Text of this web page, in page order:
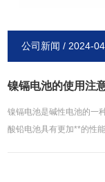
公司新闻 / 2024-
镍镉电池的使用注
镍镉电池是碱性电池的一
酸铅电池具有更加**的性